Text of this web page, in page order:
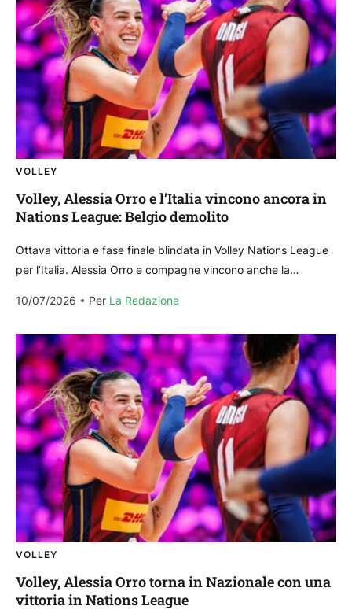
VOLLEY
Volley, Alessia Orro e l’Italia vincono ancora in
Nations League: Belgio demolito
Ottava vittoria e fase finale blindata in Volley Nations League
per l‘Italia. Alessia Orro e compagne vincono anche la
10/07/2026
Per La Redazione
VOLLEY
Volley, Alessia Orro torna in Nazionale con una
vittoria in Nations League